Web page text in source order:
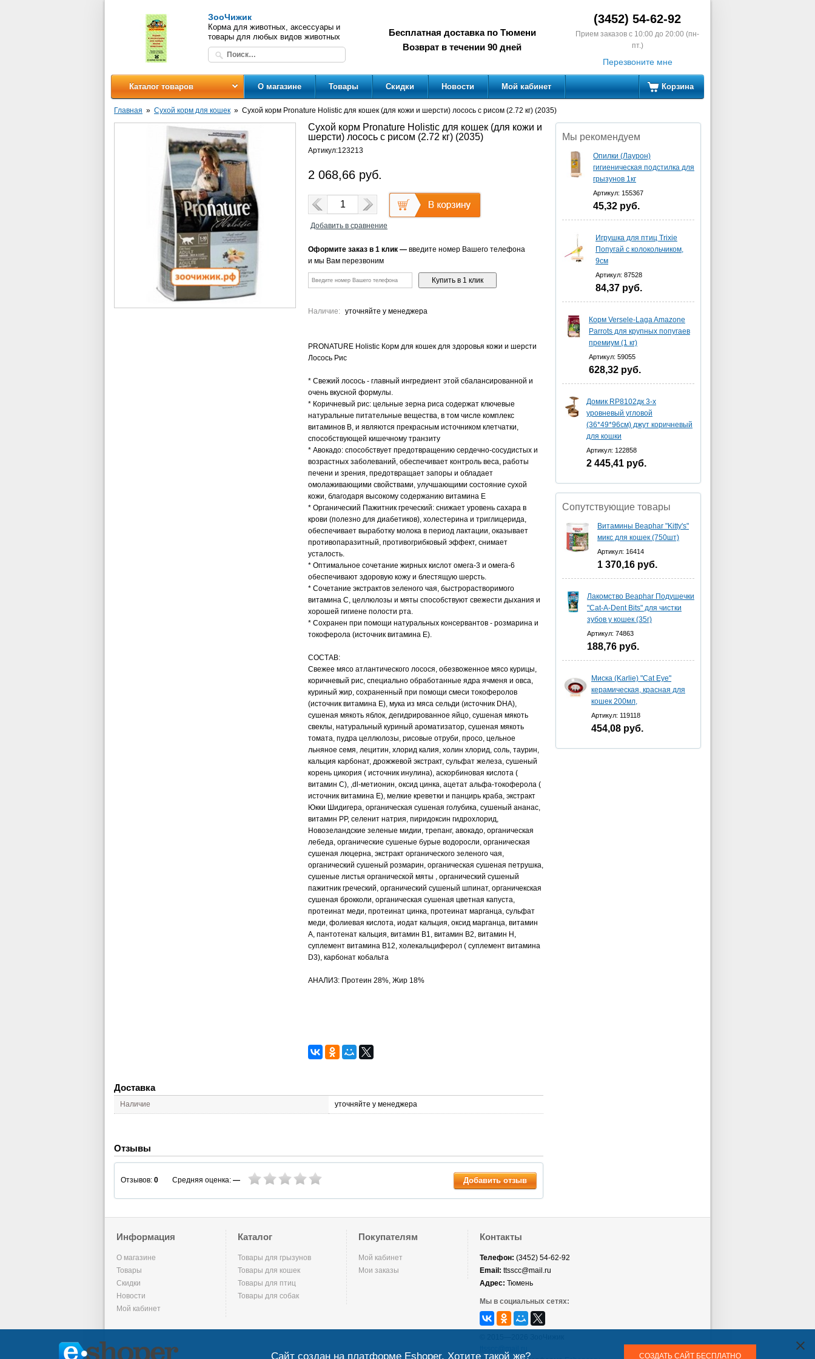
ЗооЧижик
Корма для животных, аксессуары и
товары для любых видов животных
Бесплатная доставка по Тюмени
Возврат в течении 90 дней
(3452) 54-62-92
Прием заказов с 10:00 до 20:00 (пн-
пт.)
Перезвоните мне
Каталог товаров Корзина
О магазине Товары Скидки Новости Мой кабинет
Главная Сухой корм для кошек Сухой корм Pronature Holistic для кошек (для кожи и шерсти) лосось с рисом (2.72 кг) (2035)
Сухой корм Pronature Holistic для кошек (для кожи и
шерсти) лосось с рисом (2.72 кг) (2035)
Артикул:123213
2 068,66 руб.
Добавить в сравнение
Оформите заказ в 1 клик — введите номер Вашего телефона
и мы Вам перезвоним
Наличие: уточняйте у менеджера
PRONATURE Holistic Корм для кошек для здоровья кожи и шерсти
Лосось Рис
* Свежий лосось - главный ингредиент этой сбалансированной и
очень вкусной формулы.
* Коричневый рис: цельные зерна риса содержат ключевые
натуральные питательные вещества, в том числе комплекс
витаминов В, и являются прекрасным источником клетчатки,
способствующей кишечному транзиту
* Авокадо: способствует предотвращению сердечно-сосудистых и
возрастных заболеваний, обеспечивает контроль веса, работы
печени и зрения, предотвращает запоры и обладает
омолаживающими свойствами, улучшающими состояние сухой
кожи, благодаря высокому содержанию витамина Е
* Органический Пажитник греческий: снижает уровень сахара в
крови (полезно для диабетиков), холестерина и триглицерида,
обеспечивает выработку молока в период лактации, оказывает
противопаразитный, противогрибковый эффект, снимает
усталость.
* Оптимальное сочетание жирных кислот омега-3 и омега-6
обеспечивают здоровую кожу и блестящую шерсть.
* Сочетание экстрактов зеленого чая, быстрорастворимого
витамина С, целлюлозы и мяты способствуют свежести дыхания и
хорошей гигиене полости рта.
* Сохранен при помощи натуральных консервантов - розмарина и
токоферола (источник витамина Е).
СОСТАВ:
Свежее мясо атлантического лосося, обезвоженное мясо курицы,
коричневый рис, специально обработанные ядра ячменя и овса,
куриный жир, сохраненный при помощи смеси токоферолов
(источник витамина Е), мука из мяса сельди (источник DHA),
сушеная мякоть яблок, дегидрированное яйцо, сушеная мякоть
свеклы, натуральный куриный ароматизатор, сушеная мякоть
томата, пудра целлюлозы, рисовые отруби, просо, цельное
льняное семя, лецитин, хлорид калия, холин хлорид, соль, таурин,
кальция карбонат, дрожжевой экстракт, сульфат железа, сушеный
корень цикория ( источник инулина), аскорбиновая кислота (
витамин С), ,dl-метионин, оксид цинка, ацетат альфа-токоферола (
источник витамина Е), мелкие креветки и панцирь краба, экстракт
Юкки Шидигера, органическая сушеная голубика, сушеный ананас,
витамин РР, селенит натрия, пиридоксин гидрохлорид,
Новозеландские зеленые мидии, трепанг, авокадо, органическая
лебеда, органические сушеные бурые водоросли, органическая
сушеная люцерна, экстракт органического зеленого чая,
органический сушеный розмарин, органическая сушеная петрушка,
сушеные листья органической мяты , органический сушеный
пажитник греческий, органический сушеный шпинат, органичекская
сушеная брокколи, органическая сушеная цветная капуста,
протеинат меди, протеинат цинка, протеинат марганца, сульфат
меди, фолиевая кислота, иодат кальция, оксид марганца, витамин
А, пантотенат кальция, витамин В1, витамин В2, витамин Н,
суплемент витамина В12, холекальциферол ( суплемент витамина
D3), карбонат кобальта
АНАЛИЗ: Протеин 28%, Жир 18%
Доставка
Наличие уточняйте у менеджера
Отзывы
Отзывов: 0 Средняя оценка: — Добавить отзыв
Мы рекомендуем
Опилки (Лаурон)
гигиеническая подстилка для
грызунов 1кг
Артикул: 155367
45,32 руб.
Игрушка для птиц Trixie
Попугай с колокольчиком,
9см
Артикул: 87528
84,37 руб.
Корм Versele-Laga Amazone
Parrots для крупных попугаев
премиум (1 кг)
Артикул: 59055
628,32 руб.
Домик RP8102дк 3-х
уровневый угловой
(36*49*96см) джут коричневый
для кошки
Артикул: 122858
2 445,41 руб.
Сопутствующие товары
Витамины Beaphar "Kitty's"
микс для кошек (750шт)
Артикул: 16414
1 370,16 руб.
Лакомство Beaphar Подушечки
"Cat-A-Dent Bits" для чистки
зубов у кошек (35г)
Артикул: 74863
188,76 руб.
Миска (Karlie) "Cat Eye"
керамическая, красная для
кошек 200мл,
Артикул: 119118
454,08 руб.
Информация
О магазине
Товары
Скидки
Новости
Мой кабинет
Каталог
Товары для грызунов
Товары для кошек
Товары для птиц
Товары для собак
Покупателям
Мой кабинет
Мои заказы
Контакты
Телефон: (3452) 54-62-92
Email: ttsscc@mail.ru
Адрес: Тюмень
Мы в социальных сетях:
Сайт создан на платформе Eshoper. Хотите такой же? СОЗДАТЬ САЙТ БЕСПЛАТНО